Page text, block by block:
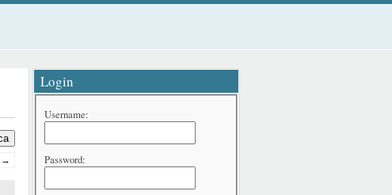
→
Login
Username:
Password: